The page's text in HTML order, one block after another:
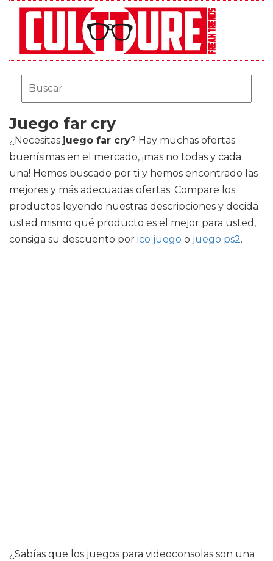
Juego far cry
¿Necesitas juego far cry? Hay muchas ofertas
buenísimas en el mercado, ¡mas no todas y cada
una! Hemos buscado por ti y hemos encontrado las
mejores y más adecuadas ofertas. Compare los
productos leyendo nuestras descripciones y decida
usted mismo qué producto es el mejor para usted,
consiga su descuento por ico juego o juego ps2.
¿Sabías que los juegos para videoconsolas son una